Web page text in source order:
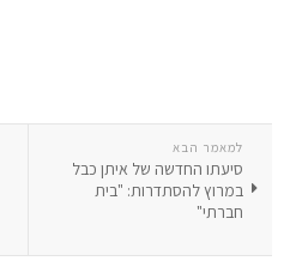
למאמר הבא
סיעתו החדשה של איתן כבל
במרוץ להסתדרות: "בית
חברתי"